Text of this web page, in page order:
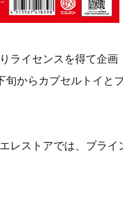
ライセンスを得て企画
からカプセルトイと
レストアでは、ブライ